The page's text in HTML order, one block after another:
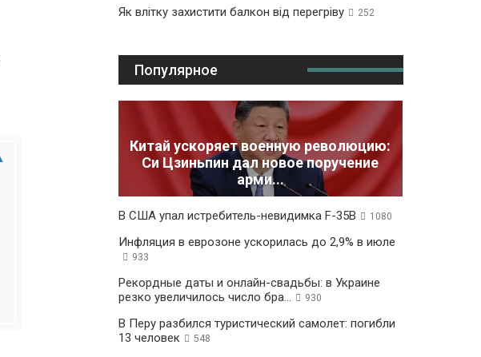
Як влітку захистити балкон від перегріву 252
Популярное
Китай ускоряет военную революцию:
Си Цзиньпин дал новое поручение
арми...
В США упал истребитель-невидимка F-35B 1080
Инфляция в еврозоне ускорилась до 2,9% в июле
933
Рекордные даты и онлайн-свадьбы: в Украине
резко увеличилось число бра...
930
В Перу разбился туристический самолет: погибли
13 человек
548